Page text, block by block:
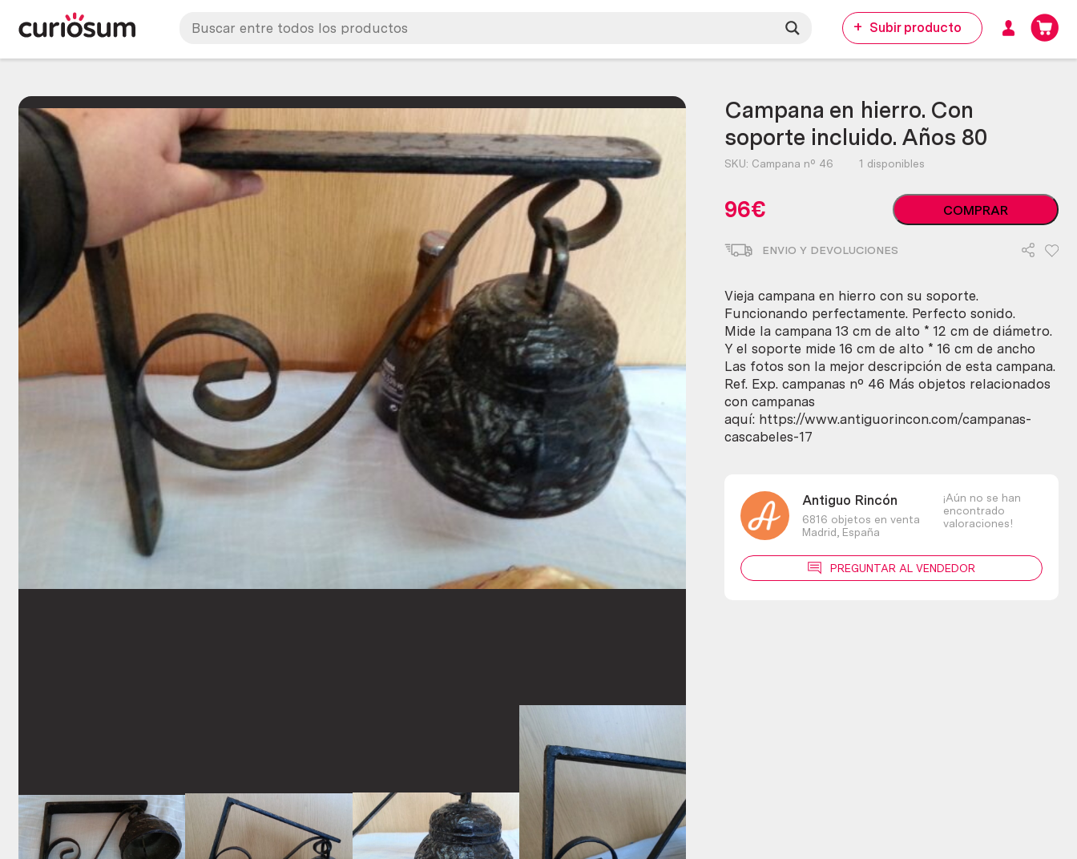
Subir producto
Campana en hierro. Con
soporte incluido. Años 80
SKU: Campana nº 46 1 disponibles
96€
Campana
en
Con
incluido.
Años
80
cantidad
COMPRAR
ENVIO Y DEVOLUCIONES
Vieja campana en hierro con su soporte.
Funcionando perfectamente. Perfecto sonido.
Mide la campana 13 cm de alto * 12 cm de diámetro.
Y el soporte mide 16 cm de alto * 16 cm de ancho
Las fotos son la mejor descripción de esta campana.
Ref. Exp. campanas nº 46 Más objetos relacionados
con campanas
aquí: https://www.antiguorincon.com/campanas-
cascabeles-17
Antiguo Rincón
6816 objetos en venta
Madrid, España
¡Aún no se han
encontrado
valoraciones!
PREGUNTAR AL VENDEDOR